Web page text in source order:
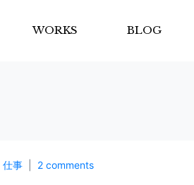
WORKS BLOG
仕事 2 comments